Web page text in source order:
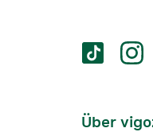
ServicesSocial-
Über